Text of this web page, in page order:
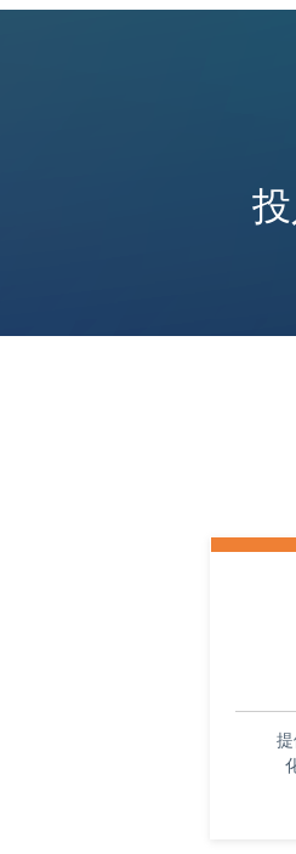
助
应
物
报
在
津港
岛
一
物
拥
作
关
货
圳、青
地服务
求，并
针对特
丰富的
对于进
求提供
口，都
报关过
户分享
和提供